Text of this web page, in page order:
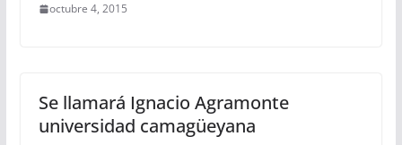
octubre 4, 2015
Se llamará Ignacio Agramonte
universidad camagüeyana